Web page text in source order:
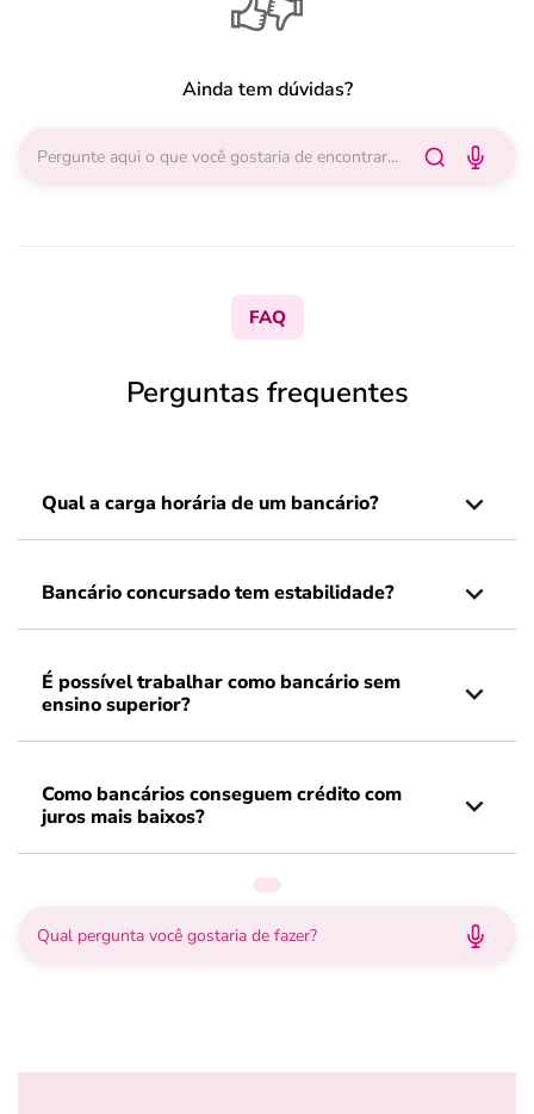
Ainda tem dúvidas?
FAQ
Perguntas frequentes
Qual a carga horária de um bancário?
Bancário concursado tem estabilidade?
É possível trabalhar como bancário sem
ensino superior?
Como bancários conseguem crédito com
juros mais baixos?